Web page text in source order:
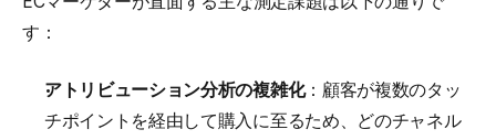
す：
アトリビューション分析の複雑化：顧客が複数のタッ
チポイントを経由して購入に至るため、どのチャネル